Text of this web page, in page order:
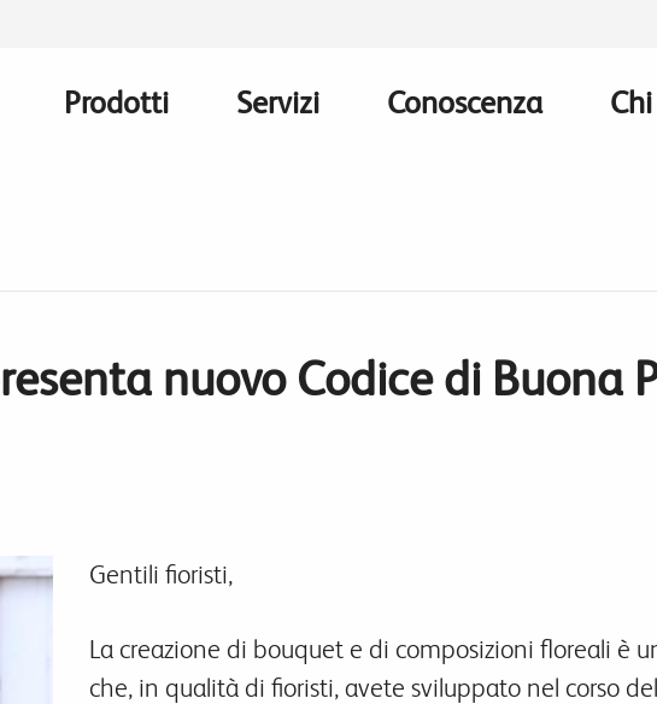
Main
Prodotti Servizi Conoscenza
nuovo Codice di Buona
Gentili fioristi,
La creazione di bouquet e di composizioni floreali è
che, in qualità di fioristi, avete sviluppato nel corso